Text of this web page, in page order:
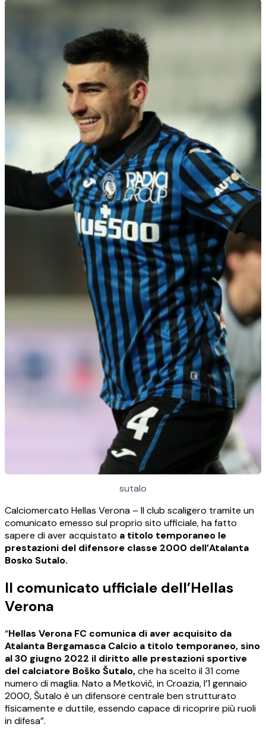
sutalo
Calciomercato Hellas Verona – Il club scaligero tramite un
comunicato emesso sul proprio sito ufficiale, ha fatto
sapere di aver acquistato a titolo temporaneo le
prestazioni del difensore classe 2000 dell’Atalanta
Bosko Sutalo.
Il comunicato ufficiale dell’Hellas
Verona
“Hellas Verona FC comunica di aver acquisito da
Atalanta Bergamasca Calcio a titolo temporaneo, sino
al 30 giugno 2022 il diritto alle prestazioni sportive
del calciatore Boško Šutalo,che ha scelto il 31 come
numero di maglia. Nato a Metković, in Croazia, l’1 gennaio
2000, Šutalo è un difensore centrale ben strutturato
fisicamente e duttile, essendo capace di ricoprire più ruoli
in difesa”.